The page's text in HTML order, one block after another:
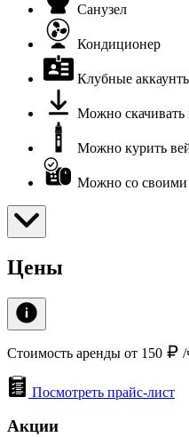
Санузел
Кондиционер
Клубные
Можно
Можно курить
Можно со своими
Цены
Стоимость аренды от 150 /
Посмотреть прайс-лист
Акции